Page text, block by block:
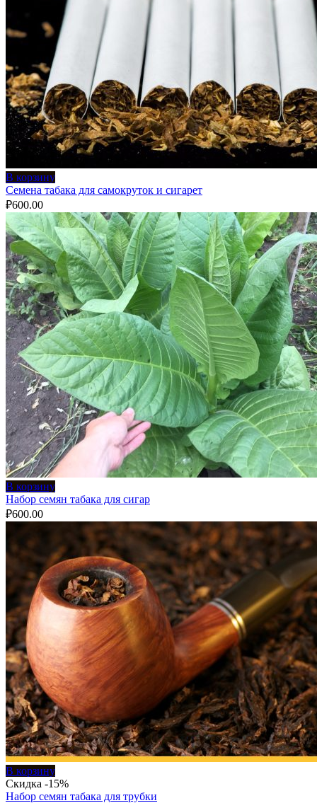
В корзину
Семена табака для самокруток и сигарет
₽600.00
В корзину
Набор семян табака для сигар
₽600.00
В корзину
Скидка -15%
Набор семян табака для трубки